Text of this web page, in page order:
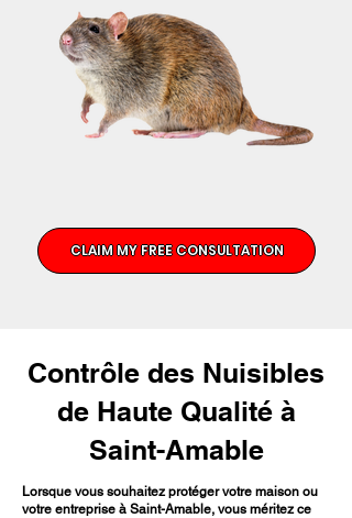
CLAIM MY FREE CONSULTATION
Contrôle des Nuisibles
de Haute Qualité à
Saint-Amable
Lorsque vous souhaitez protéger votre maison ou
votre entreprise à Saint-Amable, vous méritez ce